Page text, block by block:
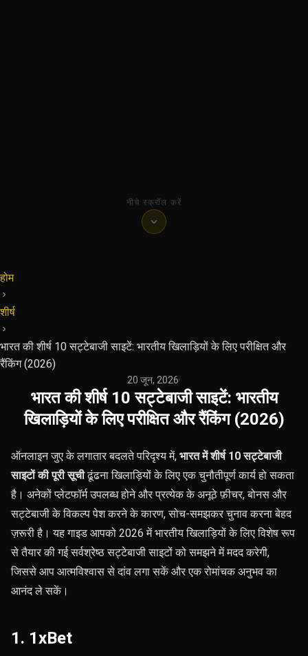
नीचे स्क्रॉल करें
होम
शीर्ष
भारत की शीर्ष 10 सट्टेबाजी साइटें: भारतीय खिलाड़ियों के लिए परीक्षित और
रैंकिंग (2026)
20 जून, 2026·
भारत की शीर्ष 10 सट्टेबाजी साइटें: भारतीय
खिलाड़ियों के लिए परीक्षित और रैंकिंग (2026)
ऑनलाइन जुए के लगातार बदलते परिदृश्य में, भारत में शीर्ष 10 सट्टेबाजी
साइटों की पूरी सूचीढूंढना खिलाड़ियों के लिए एक चुनौतीपूर्ण कार्य हो सकता
है। अनेकों प्लेटफॉर्म उपलब्ध होने और प्रत्येक के अनूठे फ़ीचर, बोनस और
सट्टेबाजी के विकल्प पेश करने के कारण, सोच-समझकर चुनाव करना बेहद
ज़रूरी है। यह गाइड आपको 2026 में भारतीय खिलाड़ियों के लिए विशेष रूप
से तैयार की गई सर्वश्रेष्ठ सट्टेबाजी साइटों को समझने में मदद करेगी,
जिससे आप आत्मविश्वास से दांव लगा सकें और एक रोमांचक अनुभव का
आनंद ले सकें।
1. 1xBet